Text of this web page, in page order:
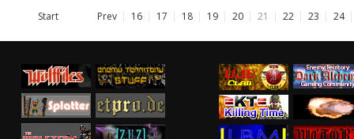
Start Prev 16 17 18 19 20 21 22 23 24